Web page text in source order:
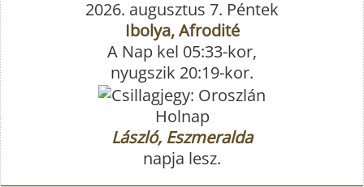
2026. augusztus 7. Péntek
Ibolya, Afrodité
A Nap kel 05:33-kor,
nyugszik 20:19-kor.
Holnap
László, Eszmeralda
napja lesz.